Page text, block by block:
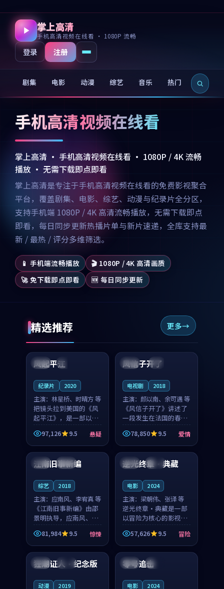
掌上高清
手机高清视频在线看 · 1080P 流畅
登录 注册
剧集 电影 动漫 综艺 音乐 热门 新片
手机高清视频在线看
掌上高清 · 手机高清视频在线看 · 1080P / 4K 流畅
播放 · 无需下载即点即看
掌上高清是专注于手机高清视频在线看的免费影视聚合
平台，覆盖剧集、电影、综艺、动漫与纪录片全分区，
支持手机端 1080P / 4K 高清流畅播放，无需下载即点
即看，每日同步更新热播片单与新片速递，全库支持最
新 / 最热 / 评分多维筛选。
📱 手机端流畅播放
🎬 1080P / 4K 高清画质
🚀 免下载即点即看
🆕 每日同步更新
精选推荐 更多
美国 完结
99:07
风起平江
纪录片 2020
主演： 林星桥、时晴方 等
把镜头拉到美国的《风
起平江》，是一部以时
光记忆为底色的悬疑作
品。林星桥和时晴方贡
献了2020年颇受关注的
合作演出，影片在情感
层次与现实质感之间
97,126 9.5 悬疑
法国 4K
99:21
风信子开了
电视剧 2018
主演： 颜以南、余可遇 等
《风信子开了》讲述了
一段发生在法国的春日
漫步故事。颜以南饰演
的主角与余可遇的角色
因一场意外卷入更深的
纠葛，爱情元素贯穿始
终，节奏稳健而富有张
78,850 9.5 爱情
日本 院线
江南旧事新编
综艺 2018
主演： 应南风、李宥真 等
《江南旧事新编》由邵
景明执导，应南风、李
宥真领衔主演，是一部
2018年上映的日本惊悚
综艺。影片以邻里温情
遇到告别都浸着真实
81,984 9.5 惊悚
日本 热播
逆光终章·典藏
电影 2024
主演： 梁朝伟、张译 等
逆光终章·典藏是一部
以冒险为核心的影视作
品，围绕危机、反转与
人物成长展开，整体节
奏紧凑，值得推荐观
57,626 9.5 冒险
中国 独播
狂潮证人·纪念版
动漫 2019
英国 院线
零号追击
电影 2024